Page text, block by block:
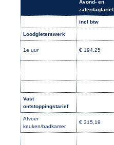
Avond- en
zaterdagtarief
incl btw
Loodgieterswerk
1e uur € 194,25
Vast
ontstoppingstarief
Afvoer
keuken/badkamer
€ 315,19